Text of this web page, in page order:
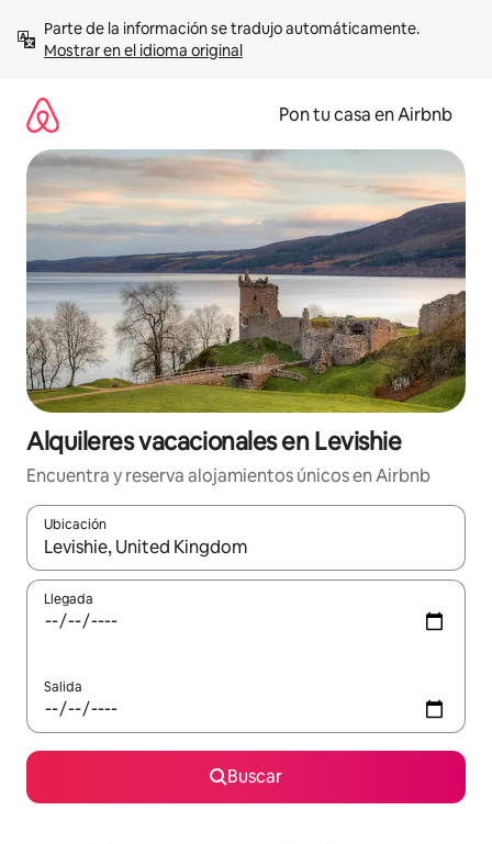
contenidoMostrar en el idioma original
Pon tu casa en Airbnb
Alquileres vacacionales en Levishie
Encuentra y reserva alojamientos únicos en Airbnb
Ubicación
Cuando los resultados estén disponibles, navega con las
Llegada
Salida
Buscar